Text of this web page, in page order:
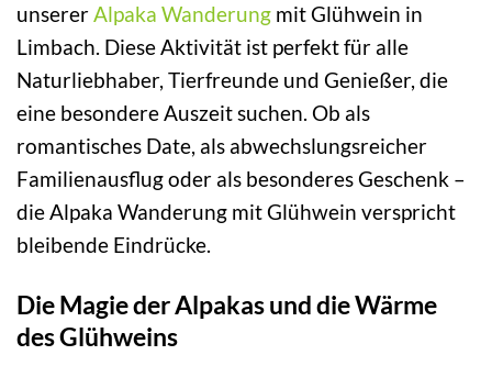
unsererAlpaka Wanderung mit Glühwein in
Limbach. Diese Aktivität ist perfekt für alle
Naturliebhaber, Tierfreunde und Genießer, die
eine besondere Auszeit suchen. Ob als
romantisches Date, als abwechslungsreicher
Familienausflug oder als besonderes Geschenk –
die Alpaka Wanderung mit Glühwein verspricht
bleibende Eindrücke.
Die Magie der Alpakas und die Wärme
des Glühweins